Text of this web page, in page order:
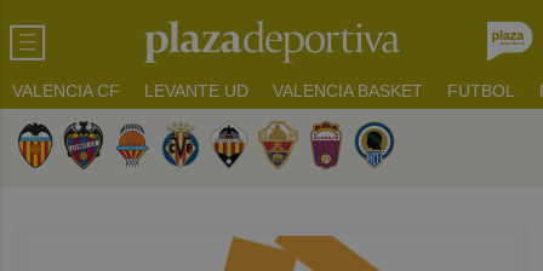
VALENCIA CF LEVANTE UD VALENCIA BASKET FUTBOL